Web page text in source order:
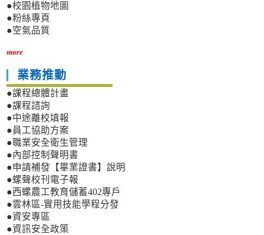
●校園植物地圖
●粉絲專頁
●空氣品質
more
業務推動
●課程總體計畫
●課程諮詢
●中途離校填報
●員工協助方案
●職業安全衛生管理
●內部控制聲明書
●申請補發【畢業證書】說明
●螺聲校刊電子報
●西螺農工教育儲蓄402專戶
●雲林區-實用技能學程分發
●資安專區
●資訊安全政策